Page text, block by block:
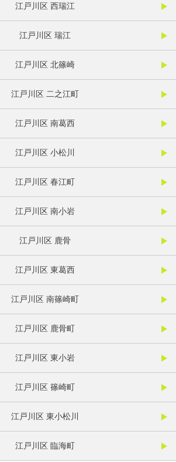
江戸川区 西瑞江
江戸川区 瑞江
江戸川区 北篠崎
江戸川区 二之江町
江戸川区 南葛西
江戸川区 小松川
江戸川区 春江町
江戸川区 南小岩
江戸川区 鹿骨
江戸川区 東葛西
江戸川区 南篠崎町
江戸川区 鹿骨町
江戸川区 東小岩
江戸川区 篠崎町
江戸川区 東小松川
江戸川区 臨海町